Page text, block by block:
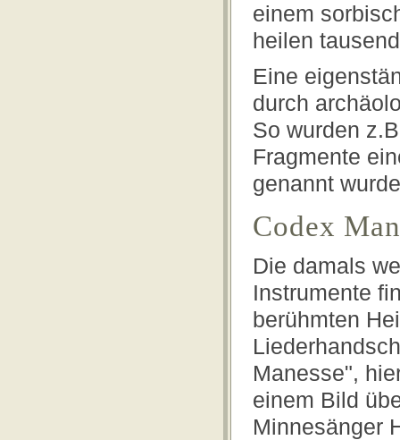
einem
heilen
Eine
durch
So wurden
Fragmente
genannt
Codex
Die damals
Instrumente
berühmten
Manesse",
einem Bild
Minnesänger